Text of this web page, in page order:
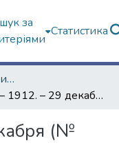
за
Статистика
Харківські періодичні видання
Утро. – 1912. – 29 декабря (№ 1836)
(№